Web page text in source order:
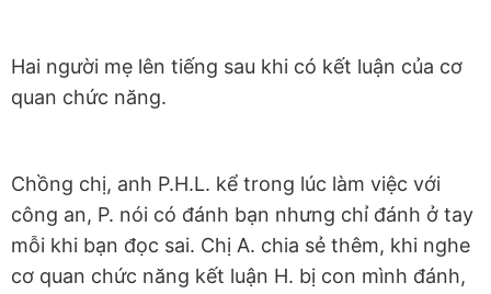
Hai người mẹ lên tiếng sau khi có kết luận của cơ
quan chức năng.
Chồng chị, anh P.H.L. kể trong lúc làm việc với
công an, P. nói có đánh bạn nhưng chỉ đánh ở tay
mỗi khi bạn đọc sai. Chị A. chia sẻ thêm, khi nghe
cơ quan chức năng kết luận H. bị con mình đánh,